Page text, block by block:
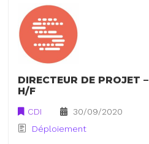
DIRECTEUR DE PROJET –
H/F
CDI
30/09/2020
Déploiement